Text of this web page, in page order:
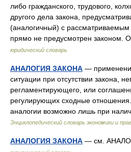
либо гражданского, трудового,
другого дела закона,
(аналогичный) с рассматриваемым
прямо не предусмотрен
юридический словарь
АНАЛОГИЯ ЗАКОНА —
ситуации при отсутствии закона,
регламентирующего, или
регулирующих сходные
аналогии возможно лишь при
Энциклопедический словарь экономики и
АНАЛОГИЯ ЗАКОНА — см.